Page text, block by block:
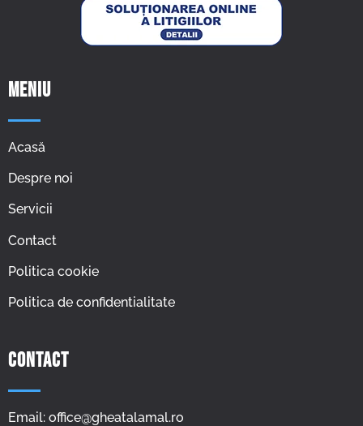
Meniu
Acasă
Despre noi
Servicii
Contact
Politica cookie
Politica de confidentialitate
Contact
Email: office@gheatalamal.ro